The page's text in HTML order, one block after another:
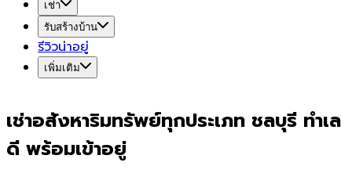
เช่า
รับสร้างบ้าน
รีวิวน่าอยู่
เพิ่มเติม
เช่าอสังหาริมทรัพย์ทุกประเภท ชลบุรี ทำเล
ดี พร้อมเข้าอยู่